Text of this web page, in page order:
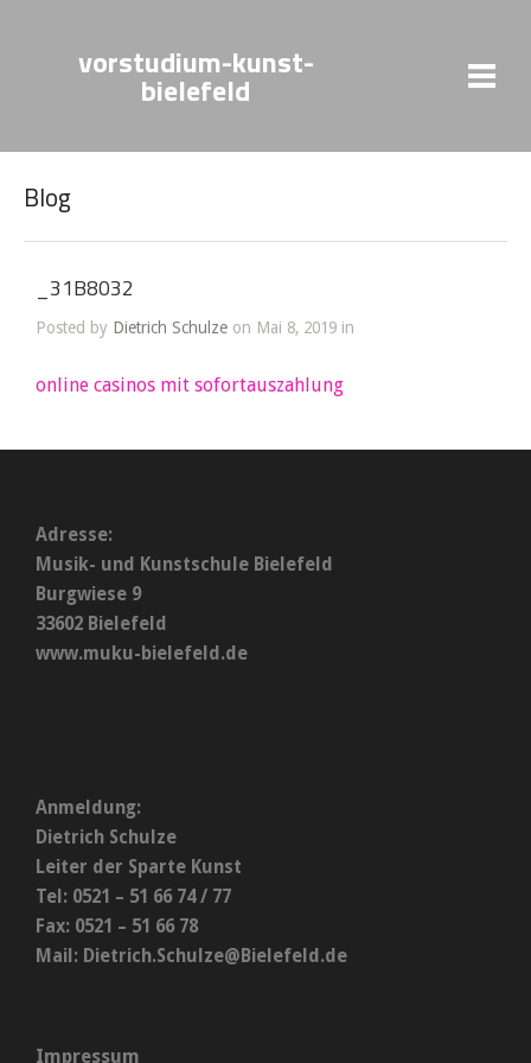
vorstudium-kunst-
bielefeld
Blog
_31B8032
Posted by Dietrich Schulze on Mai 8, 2019 in
online casinos mit sofortauszahlung
Adresse:
Musik- und Kunstschule Bielefeld
Burgwiese 9
33602 Bielefeld
www.muku-bielefeld.de
Anmeldung:
Dietrich Schulze
Leiter der Sparte Kunst
Tel: 0521 – 51 66 74 / 77
Fax: 0521 – 51 66 78
Mail: Dietrich.Schulze@Bielefeld.de
Impressum